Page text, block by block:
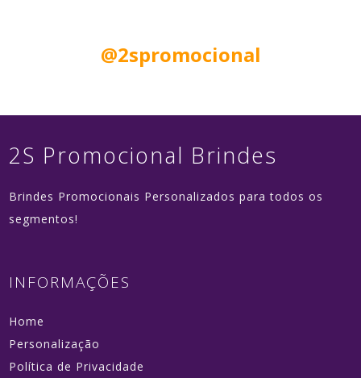
@2spromocional
2S Promocional Brindes
Brindes Promocionais Personalizados para todos os
segmentos!
INFORMAÇÕES
Home
Personalização
Política de Privacidade